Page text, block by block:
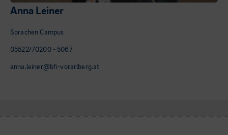
Anna Leiner
Sprachen Campus
05522/70200 - 5067
anna.leiner@bfi-vorarlberg.at